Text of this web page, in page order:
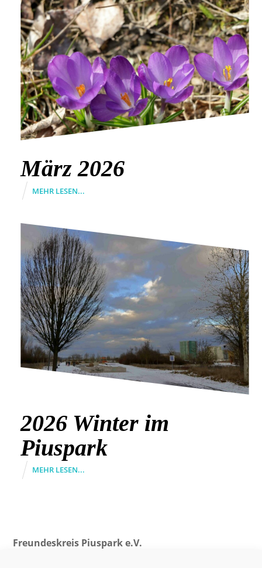
März 2026
MEHR LESEN...
2026 Winter im
Piuspark
MEHR LESEN...
Freundeskreis Piuspark e.V.